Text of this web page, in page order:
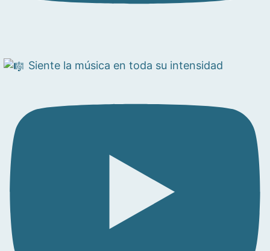
Siente la música en toda su intensidad